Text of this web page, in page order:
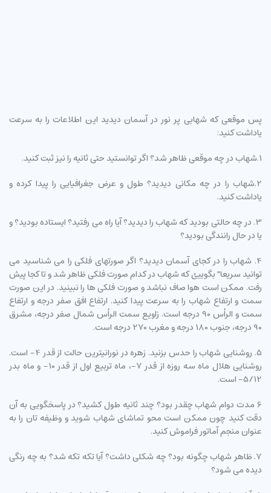
پس موقعی که شهابی پر نور در آسمان دیدید این اطلاعات را به سرعت
یاداشت کنید:
1.شهاب در چه موقعی ظاهر شد؟ اگر توانستید حتی ثانیه را نیز ثبت کنید.
2.شهاب را در چه مکانی دیدید؟ طول و عرض جغرافیایی را پیدا کرده و
یاداشت کنید.
3. در چه حالتی بودید که شهاب را دیدید؟ آیا راه می رفتید؟ ایستاده بودید؟ و
یا در حال رانندگی بودید؟
4. شهاب را در کجای آسمان دیدید؟ اگر صورتهای فلکی را می شناسید می
توانید سریعا" بگوییئ که شهاب در کدام صورت فلکی ظاهر شد و تا کجا پیش
رفت. ممکن است هوا صاف نباشد و صورت فلکی ها را نبینید. در این صورت
سمت و ارتفاع شهاب را به سرعت پیدا کنید. ارتفاع افق صفر درجه و ارتفاع
سمت و الرأس 90 درجه است. زاویع سمت الرأس شمال صفر درجه، مشرق
90 درجه، جنوب 180 درجه و مغرب 270 درجه است.
5. روشنایی شهاب را حدس بزنید. زهره در نورانیترین حالت از قدر 4- است.
روشنایی هلال ماه سه روزه از قدر 7-، ماه تربیع اول از قدر 10- و ماه بدر
5/12- است.
6 مدت دوام شهاب چقدر بود؟ چند ثانیه طول کشید؟ در پاسخگویی به آن
دقت کنید چون ممکن است محو تماشای شهاب شوید و وظیفه تان را به
عنوان منجم آماتور فراموش کنید.
7. ظاهر شهاب چگونه بود؟ چه شکلی داشت؟ آیا تکه تکه شد؟ به چه رنگی
دیده می شود؟